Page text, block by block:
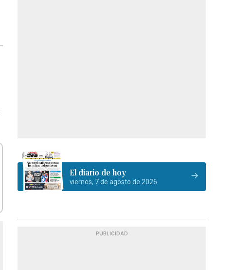
El diario de hoy
viernes, 7 de agosto de 2026
PUBLICIDAD